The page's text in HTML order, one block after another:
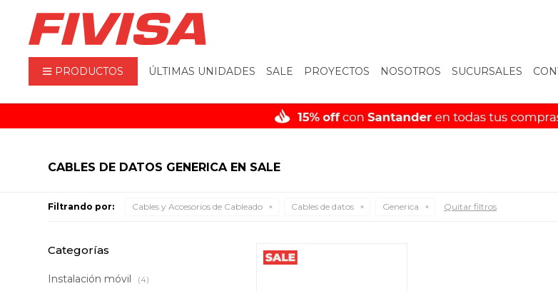
PRODUCTOS ÚLTIMAS UNIDADES SALE PROYECTOS NOSOTROS SUCURSALES
CABLES DE DATOS GENERICA EN SALE
Filtrando por: Cables y Accesorios de Cableado Cables de datos Generica Quitar filtros
Categorías
Instalación móvil (4)